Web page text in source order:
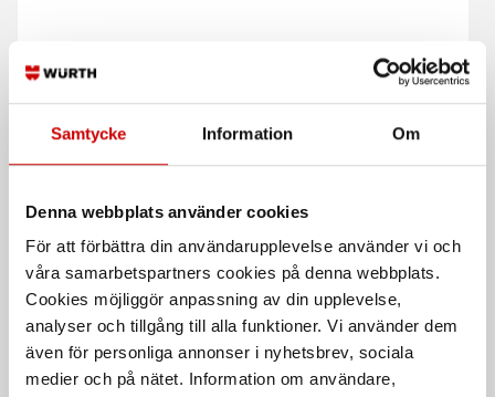
Samtycke Information Om
Denna webbplats använder cookies
För att förbättra din användarupplevelse använder vi och
våra samarbetspartners cookies på denna webbplats.
Cookies möjliggör anpassning av din upplevelse,
analyser och tillgång till alla funktioner. Vi använder dem
även för personliga annonser i nyhetsbrev, sociala
medier och på nätet. Information om användare,
Sats med Pramet ER-
hylsor
Borrchuck 1/4" bits
1/4" bits fattning 0,4-6,0 mm